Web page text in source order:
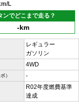
L
ンでどこまで走る？
-km
レギュラー
ガソリン
4WD
） -
R02年度燃費基準
達成